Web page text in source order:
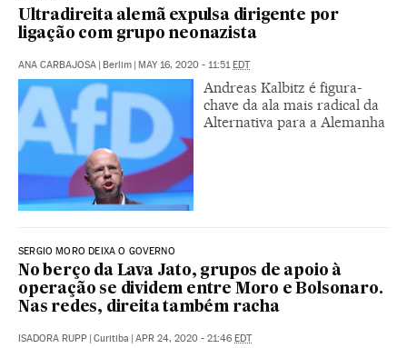
Ultradireita alemã expulsa dirigente por
ligação com grupo neonazista
ANA CARBAJOSA | Berlim | MAY 16, 2020 - 11:51EDT
Andreas Kalbitz é figura-
chave da ala mais radical da
Alternativa para a Alemanha
SERGIO MORO DEIXA O GOVERNO
No berço da Lava Jato, grupos de apoio à
operação se dividem entre Moro e Bolsonaro.
Nas redes, direita também racha
ISADORA RUPP | Curitiba | APR 24, 2020 - 21:46 EDT